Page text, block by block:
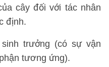
cây đối với tác nhân
định.
trưởng (có sự vận
tương ứng).